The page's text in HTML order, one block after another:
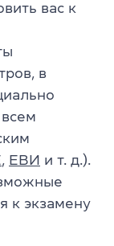
вас к
в
, ЕВИ и т. д.).
к экзамену